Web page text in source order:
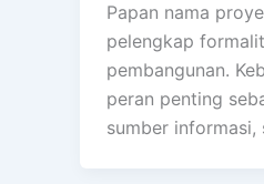
Papan nama
pelengkap
pembangunan.
peran penting
sumber